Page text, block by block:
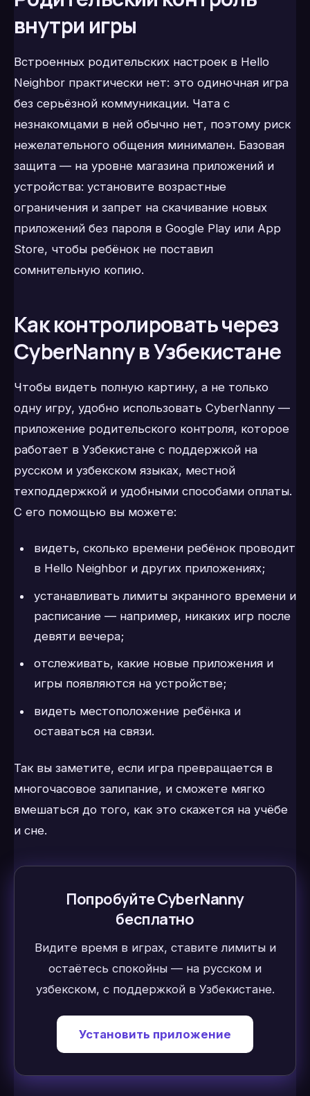
внутри игры
Встроенных родительских настроек в Hello
Neighbor практически нет: это одиночная игра
без серьёзной коммуникации. Чата с
незнакомцами в ней обычно нет, поэтому риск
нежелательного общения минимален. Базовая
защита — на уровне магазина приложений и
устройства: установите возрастные
ограничения и запрет на скачивание новых
приложений без пароля в Google Play или App
Store, чтобы ребёнок не поставил
сомнительную копию.
Как контролировать через
CyberNanny в Узбекистане
Чтобы видеть полную картину, а не только
одну игру, удобно использовать CyberNanny —
приложение родительского контроля, которое
работает в Узбекистане с поддержкой на
русском и узбекском языках, местной
техподдержкой и удобными способами оплаты.
С его помощью вы можете:
видеть, сколько времени ребёнок проводит
в Hello Neighbor и других приложениях;
устанавливать лимиты экранного времени и
расписание — например, никаких игр после
девяти вечера;
отслеживать, какие новые приложения и
игры появляются на устройстве;
видеть местоположение ребёнка и
оставаться на связи.
Так вы заметите, если игра превращается в
многочасовое залипание, и сможете мягко
вмешаться до того, как это скажется на учёбе
и сне.
Попробуйте CyberNanny
бесплатно
Видите время в играх, ставите лимиты и
остаётесь спокойны — на русском и
узбекском, с поддержкой в Узбекистане.
Установить приложение